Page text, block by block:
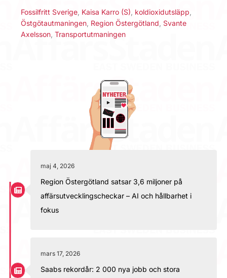
Fossilfritt Sverige Kaisa Karro (S) koldioxidutsläpp
Östgötautmaningen Region Östergötland Svante
Axelsson Transportutmaningen
maj 4, 2026
Region Östergötland satsar 3,6 miljoner på
affärsutvecklingscheckar – AI och hållbarhet i
fokus
mars 17, 2026
Saabs rekordår: 2 000 nya jobb och stora